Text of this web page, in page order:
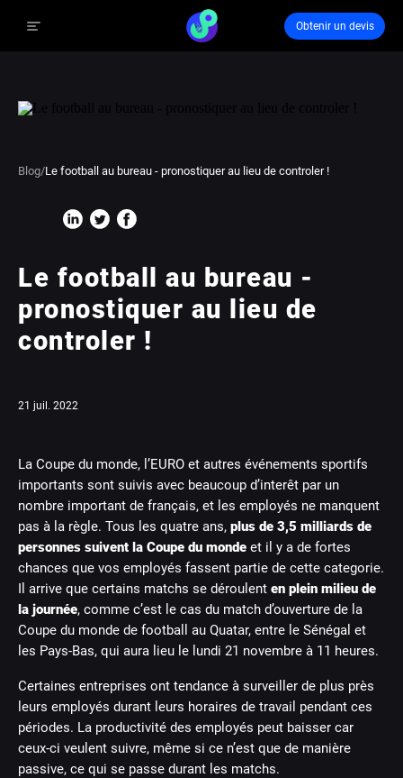
Obtenir un devis
Blog/Le football au bureau - pronostiquer au lieu de controler !
Le football au bureau -
pronostiquer au lieu de
controler !
21 juil. 2022
La Coupe du monde, l’EURO et autres événements sportifs
importants sont suivis avec beaucoup d’interêt par un
nombre important de français, et les employés ne manquent
pas à la règle. Tous les quatre ans, plus de 3,5 milliards de
personnes suivent la Coupe du monde et il y a de fortes
chances que vos employés fassent partie de cette categorie.
Il arrive que certains matchs se déroulent en plein milieu de
la journée, comme c’est le cas du match d’ouverture de la
Coupe du monde de football au Quatar, entre le Sénégal et
les Pays-Bas, qui aura lieu le lundi 21 novembre à 11 heures.
Certaines entreprises ont tendance à surveiller de plus près
leurs employés durant leurs horaires de travail pendant ces
périodes. La productivité des employés peut baisser car
ceux-ci veulent suivre, même si ce n’est que de manière
passive, ce qui se passe durant les matchs.